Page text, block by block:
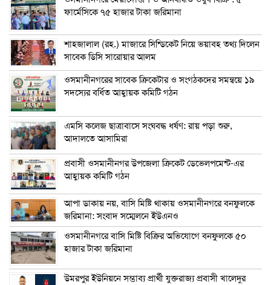
ফার্মেসিকে ৭৫ হাজার টাকা জরিমানা
শাহজালাল (রহ.) মাজারে সিন্ডিকেট নিয়ে ভয়াবহ তথ্য দিলেন
সাবেক ডিসি সারোয়ার আলম
ওসমানীনগরের সাবেক ক্রিকেটার ও সংগঠকদের সমন্বয়ে ১৯
সদস্যের বর্ধিত আহ্বায়ক কমিটি গঠন
এম‌সি কলেজ ছাত্রাবাসে সংঘবদ্ধ ধর্ষণ: রায় পড়া শুরু,
আদালতে আসামিরা
প্রবাসী ওসমানীনগর উপজেলা ক্রিকেট ডেভেলপমেন্ট-এর
আহ্বায়ক কমিটি গঠন
আপা ডাকায় নয়, বাসি মিষ্টি থাকায় ওসমানীনগরে বনফুলকে
জরিমানা: সংবাদ সম্মেলনে ইউএনও
ওসমানীনগরে বাসি মিষ্টি বিক্রির অভিযোগে বনফুলকে ৫০
হাজার টাকা জরিমানা
উমরপুর ইউনিয়নে সম্ভাব্য প্রার্থী যুক্তরাজ্য প্রবাসী খালেদুর